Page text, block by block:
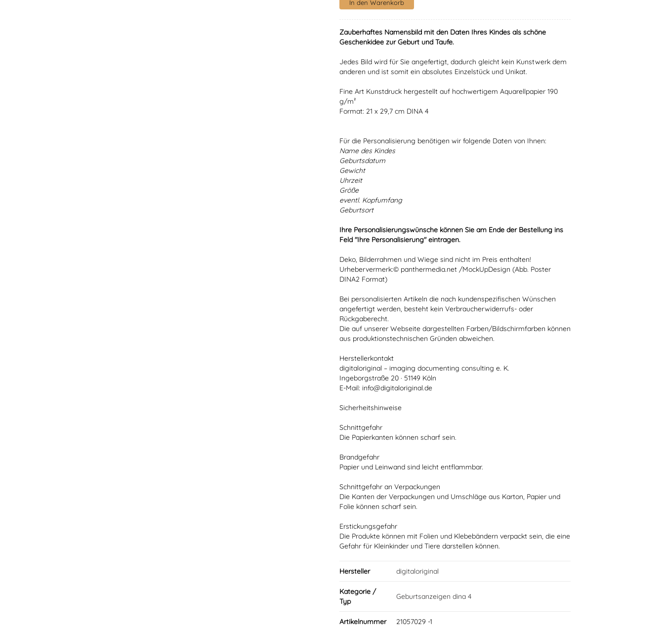
Zauberhaftes Namensbild mit den Daten Ihres Kindes als schöne
Geschenkidee zur Geburt und Taufe.
Jedes Bild wird für Sie angefertigt, dadurch gleicht kein Kunstwerk dem
anderen und ist somit ein absolutes Einzelstück und Unikat.
Fine Art Kunstdruck hergestellt auf hochwertigem Aquarellpapier 190
g/m²
Format: 21 x 29,7 cm DINA 4
Für die Personalisierung benötigen wir folgende Daten von Ihnen:
Name des Kindes
Geburtsdatum
Gewicht
Uhrzeit
Größe
eventl. Kopfumfang
Geburtsort
Ihre Personalisierungswünsche können Sie am Ende der Bestellung ins
Feld "Ihre Personalisierung" eintragen.
Deko, Bilderrahmen und Wiege sind nicht im Preis enthalten!
Urhebervermerk:© panthermedia.net /MockUpDesign (Abb. Poster
DINA2 Format)
Bei personalisierten Artikeln die nach kundenspezifischen Wünschen
angefertigt werden, besteht kein Verbraucherwiderrufs- oder
Rückgaberecht.
Die auf unserer Webseite dargestellten Farben/Bildschirmfarben können
aus produktionstechnischen Gründen abweichen.
Herstellerkontakt
digitaloriginal – imaging documenting consulting e. K.
Ingeborgstraße 20 · 51149 Köln
E-Mail: info@digitaloriginal.de
Sicherheitshinweise
Schnittgefahr
Die Papierkanten können scharf sein.
Brandgefahr
Papier und Leinwand sind leicht entflammbar.
Schnittgefahr an Verpackungen
Die Kanten der Verpackungen und Umschläge aus Karton, Papier und
Folie können scharf sein.
Erstickungsgefahr
Die Produkte können mit Folien und Klebebändern verpackt sein, die eine
Gefahr für Kleinkinder und Tiere darstellen können.
Hersteller digitaloriginal
Kategorie /
Typ
Geburtsanzeigen dina 4
Artikelnummer 21057029 -1